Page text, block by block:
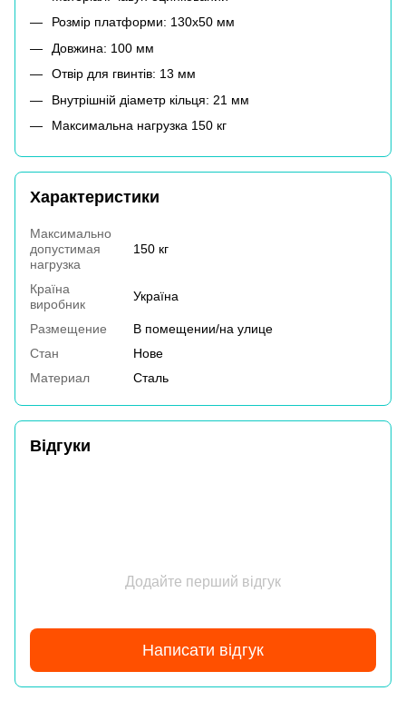
Розмір платформи: 130х50 мм
Довжина: 100 мм
Отвір для гвинтів: 13 мм
Внутрішній діаметр кільця: 21 мм
Максимальна нагрузка 150 кг
Характеристики
Максимально
допустимая
нагрузка
150 кг
Країна
виробник
Україна
Размещение
В помещении/на улице
Стан
Нове
Материал
Сталь
Відгуки
Додайте перший відгук
Написати відгук